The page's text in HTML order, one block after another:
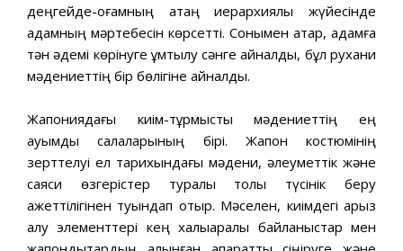
деңгейде-қоғамның қатаң иерархиялық жүйесінде
адамның мәртебесін көрсетті. Сонымен қатар, адамға
тән әдемі көрінуге ұмтылу сәнге айналды, бұл рухани
мәдениеттің бір бөлігіне айналды.
Жапониядағы киім-тұрмыстық мәдениеттің ең
ауқымды салаларының бірі. Жапон костюмінің
зерттелуі ел тарихындағы мәдени, әлеуметтік және
саяси өзгерістер туралы толық түсінік беру
қажеттілігінен туындап отыр. Мәселен, киімдегі қарыз
алу элементтері кең халықаралық байланыстар мен